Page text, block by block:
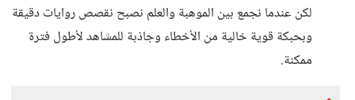
لكن عندما نجمع بين الموهبة والعلم نصبح نقصص روايات دقيقة
وبحبكة قوية خالية من الأخطاء وجاذبة للمشاهد لأطول فترة
ممكنة.